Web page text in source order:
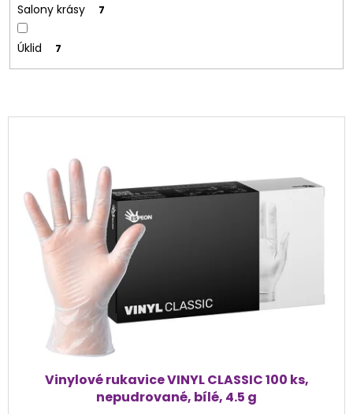
Salony krásy 7
Úklid 7
V
Vinylové rukavice VINYL CLASSIC 100 ks,
nepudrované, bílé, 4.5 g